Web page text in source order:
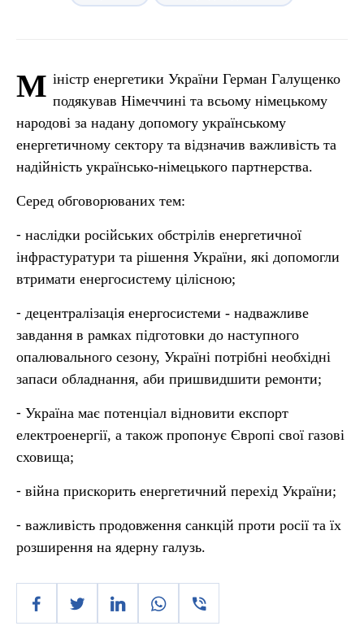
М іністр енергетики України Герман Галущенко
подякував Німеччині та всьому німецькому
народові за надану допомогу українському
енергетичному сектору та відзначив важливість та
надійність українсько-німецького партнерства.
Серед обговорюваних тем:
⁃ наслідки російських обстрілів енергетичної
інфрастуратури та рішення України, які допомогли
втримати енергосистему цілісною;
⁃ децентралізація енергосистеми - надважливе
завдання в рамках підготовки до наступного
опалювального сезону, Україні потрібні необхідні
запаси обладнання, аби пришвидшити ремонти;
⁃ Україна має потенціал відновити експорт
електроенергії, а також пропонує Європі свої газові
сховища;
⁃ війна прискорить енергетичний перехід України;
⁃ важливість продовження санкцій проти росії та їх
розширення на ядерну галузь.